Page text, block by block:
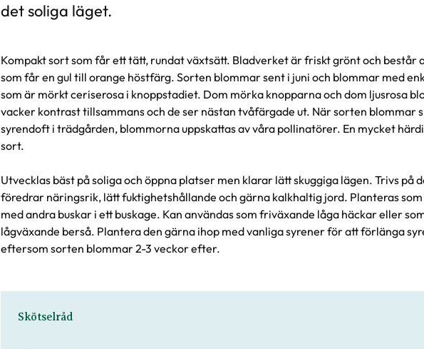
det soliga läget.
Kompakt sort som får ett tätt, rundat växtsätt. Bladverket är friskt grönt och består
som får en gul till orange höstfärg. Sorten blommar sent i juni och blommar med
som är mörkt ceriserosa i knoppstadiet. Dom mörka knopparna och dom ljusrosa
vacker kontrast tillsammans och de ser nästan tvåfärgade ut. När sorten blommar
syrendoft i trädgården, blommorna uppskattas av våra pollinatörer. En mycket
sort.
Utvecklas bäst på soliga och öppna platser men klarar lätt skuggiga lägen. Trivs på
föredrar näringsrik, lätt fuktighetshållande och gärna kalkhaltig jord. Planteras
med andra buskar i ett buskage. Kan användas som friväxande låga häckar eller
lågväxande berså. Plantera den gärna ihop med vanliga syrener för att förlänga
eftersom sorten blommar 2-3 veckor efter.
Skötselråd